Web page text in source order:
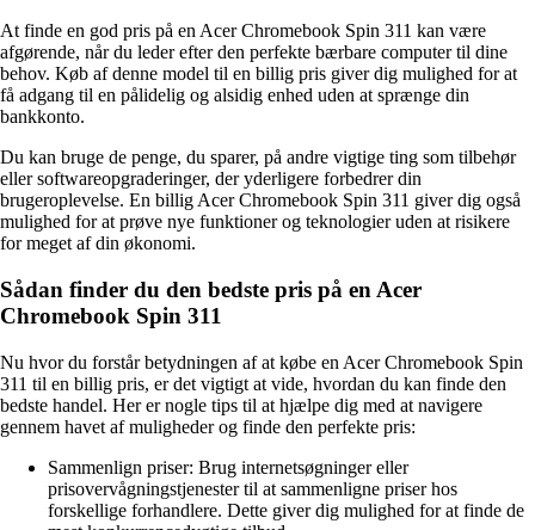
At finde en god pris på en Acer Chromebook Spin 311 kan være
afgørende, når du leder efter den perfekte bærbare computer til dine
behov. Køb af denne model til en billig pris giver dig mulighed for at
få adgang til en pålidelig og alsidig enhed uden at sprænge din
bankkonto.
Du kan bruge de penge, du sparer, på andre vigtige ting som tilbehør
eller softwareopgraderinger, der yderligere forbedrer din
brugeroplevelse. En billig Acer Chromebook Spin 311 giver dig også
mulighed for at prøve nye funktioner og teknologier uden at risikere
for meget af din økonomi.
Sådan finder du den bedste pris på en Acer
Chromebook Spin 311
Nu hvor du forstår betydningen af at købe en Acer Chromebook Spin
311 til en billig pris, er det vigtigt at vide, hvordan du kan finde den
bedste handel. Her er nogle tips til at hjælpe dig med at navigere
gennem havet af muligheder og finde den perfekte pris:
Sammenlign priser: Brug internetsøgninger eller
prisovervågningstjenester til at sammenligne priser hos
forskellige forhandlere. Dette giver dig mulighed for at finde de